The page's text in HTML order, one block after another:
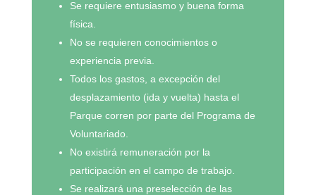
Se requiere entusiasmo y buena forma
física.
No se requieren conocimientos o
experiencia previa.
Todos los gastos, a excepción del
desplazamiento (ida y vuelta) hasta el
Parque corren por parte del Programa de
Voluntariado.
No existirá remuneración por la
participación en el campo de trabajo.
Se realizará una preselección de las